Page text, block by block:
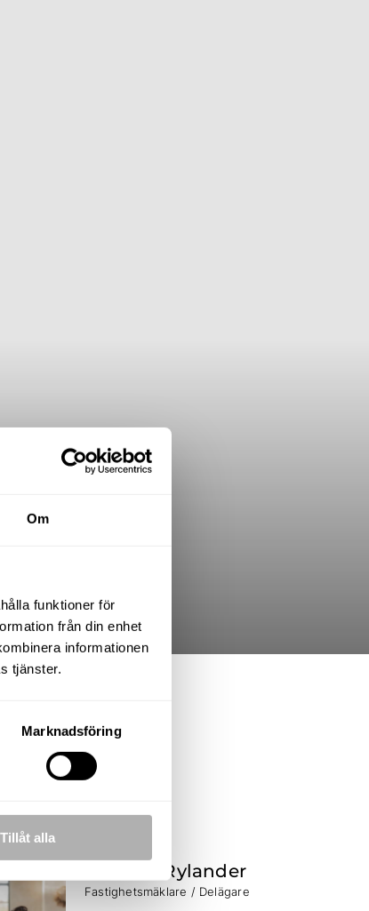
Om
funktioner för
från din enhet
informationen
tjänster.
Marknadsföring
Tillåt alla
Thomas Rylander
Fastighetsmäklare / Delägare